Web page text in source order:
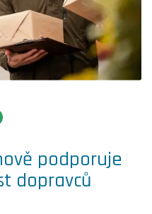
podporuje
dopravců